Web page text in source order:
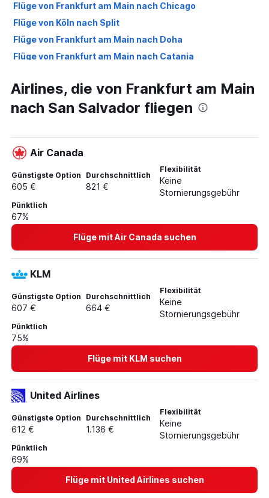
Flüge von Frankfurt am Main nach Chicago
Flüge von Köln nach Split
Flüge von Frankfurt am Main nach Doha
Flüge von Frankfurt am Main nach Catania
Flüge nach Frankfurt am Main
Flüge nach München
Flüge nach Dubai
Flüge nach Lissabon
Flüge nach Athen
Flüge nach Bangkok
Flüge nach Hurghada
Flüge nach Zürich
Flüge nach Berlin
Flüge nach Palma de Mallorca
Flüge nach Las Palmas de Gran Canaria
Flüge nach Izmir
Flüge nach Düsseldorf
Flüge nach Antalya
Airlines, die von Frankfurt am Main
nach San Salvador fliegen
Air Canada
Günstigste Option
605 €
Durchschnittlich
821 €
Flexibilität
Keine
Stornierungsgebühr
Pünktlich
67%
Flüge mit Air Canada suchen
KLM
Günstigste Option
607 €
Durchschnittlich
664 €
Flexibilität
Keine
Stornierungsgebühr
Pünktlich
75%
Flüge mit KLM suchen
United Airlines
Günstigste Option
612 €
Durchschnittlich
1.136 €
Flexibilität
Keine
Stornierungsgebühr
Pünktlich
69%
Flüge mit United Airlines suchen